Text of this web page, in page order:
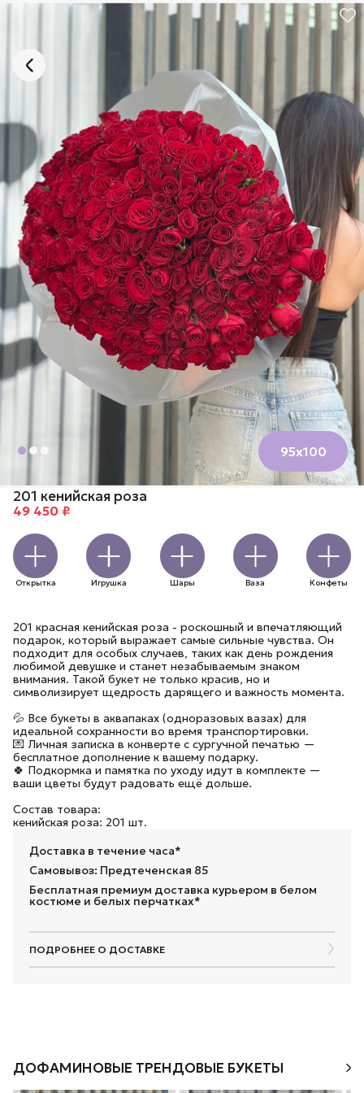
95х100
201 кенийская роза
49 450 ₽
Открытка Игрушка Шары Ваза Конфеты
201 красная кенийская роза - роскошный и впечатляющий
подарок, который выражает самые сильные чувства. Он
подходит для особых случаев, таких как день рождения
любимой девушке и станет незабываемым знаком
внимания. Такой букет не только красив, но и
символизирует щедрость дарящего и важность момента.
💦 Все букеты в аквапаках (одноразовых вазах) для
идеальной сохранности во время транспортировки.
💌 Личная записка в конверте с сургучной печатью —
бесплатное дополнение к вашему подарку.
🍀 Подкормка и памятка по уходу идут в комплекте —
ваши цветы будут радовать ещё дольше.
Состав товара:
кенийская роза: 201 шт.
Доставка в течение часа*
Самовывоз: Предтеченская 85
Бесплатная премиум доставка курьером в белом
костюме и белых перчатках*
ПОДРОБНЕЕ О ДОСТАВКЕ
ДОФАМИНОВЫЕ ТРЕНДОВЫЕ БУКЕТЫ